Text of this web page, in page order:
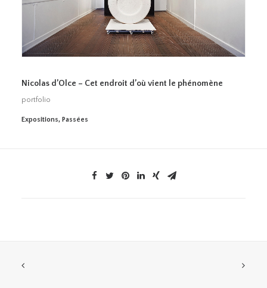
Nicolas d’Olce – Cet endroit d’où vient le phénomène
portfolio
Expositions, Passées